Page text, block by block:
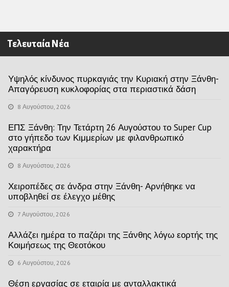
Τελευταία Νέα
Υψηλός κίνδυνος πυρκαγιάς την Κυριακή στην Ξάνθη-
Απαγόρευση κυκλοφορίας στα περιαστικά δάση
8 Αυγούστου, 2026
ΕΠΣ Ξάνθη: Την Τετάρτη 26 Αυγούστου το Super Cup
στο γήπεδο των Κιμμερίων με φιλανθρωπικό
χαρακτήρα
8 Αυγούστου, 2026
Χειροπέδες σε άνδρα στην Ξάνθη- Αρνήθηκε να
υποβληθεί σε έλεγχο μέθης
7 Αυγούστου, 2026
Αλλάζει ημέρα το παζάρι της Ξάνθης λόγω εορτής της
Κοιμήσεως της Θεοτόκου
6 Αυγούστου, 2026
Θέση εργασίας σε εταιρία με ανταλλακτικά